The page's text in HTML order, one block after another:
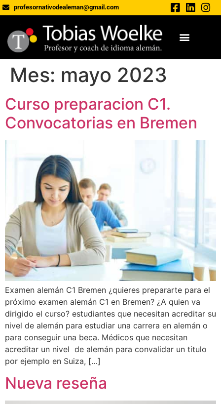
profesornativodealeman@gmail.com
Mes: mayo 2023
Curso preparacion C1.
Convocatorias en Bremen
Examen alemán C1 Bremen ¿quieres prepararte para el
próximo examen alemán C1 en Bremen? ¿A quien va
dirigido el curso? estudiantes que necesitan acreditar su
nivel de alemán para estudiar una carrera en alemán o
para conseguir una beca. Médicos que necesitan
acreditar un nivel de alemán para convalidar un titulo
por ejemplo en Suiza, […]
Nueva reseña